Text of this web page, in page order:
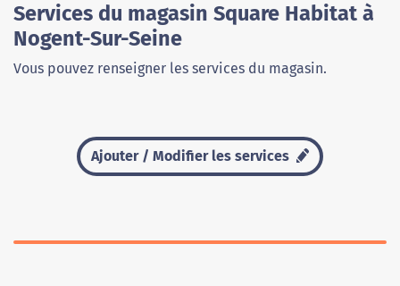
Services du magasin Square Habitat à
Nogent-Sur-Seine
Vous pouvez renseigner les services du magasin.
Ajouter / Modifier les services